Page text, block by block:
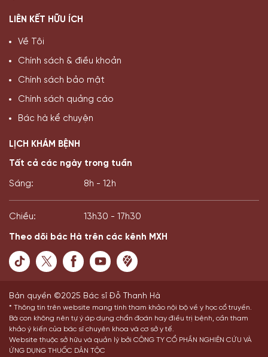
LIÊN KẾT HỮU ÍCH
Về Tôi
Chính sách & điều khoản
Chính sách bảo mật
Chính sách quảng cáo
Bác hà kể chuyện
LỊCH KHÁM BỆNH
Tất cả các ngày trong tuần
Sáng: 8h - 12h
Chiều: 13h30 - 17h30
Theo dõi bác Hà trên các kênh MXH
Bản quyền ©2025 Bác sĩ Đỗ Thanh Hà
* Thông tin trên website mang tính tham khảo nội bộ về y học cổ truyền.
Bà con không nên tự ý áp dụng chẩn đoán hay điều trị bệnh, cần tham
khảo ý kiến của bác sĩ chuyên khoa và cơ sở y tế.
Website thuộc sở hữu và quản lý bởi CÔNG TY CỔ PHẦN NGHIÊN CỨU VÀ
ỨNG DỤNG THUỐC DÂN TỘC